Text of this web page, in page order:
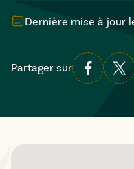
Dernière mise à jour
Partager sur